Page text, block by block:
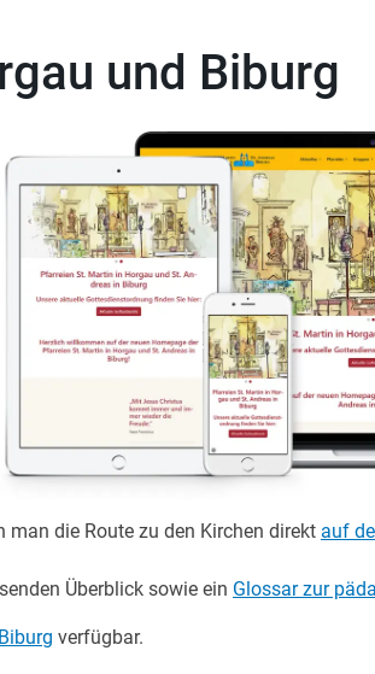
und Biburg
die Route zu den Kirchen direkt auf
Überblick sowie ein Glossar zur
verfügbar.